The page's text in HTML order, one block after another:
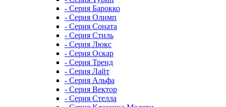
- Серия Барокко
- Серия Олимп
- Серия Соната
- Серия Стиль
- Серия Люкс
- Серия Оскар
- Серия Тренд
- Серия Лайт
- Серия Альфа
- Серия Вектор
- Серия Стелла